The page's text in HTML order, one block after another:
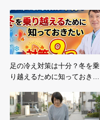
足の冷え対策は十分？冬を乗
り越えるために知っておき…